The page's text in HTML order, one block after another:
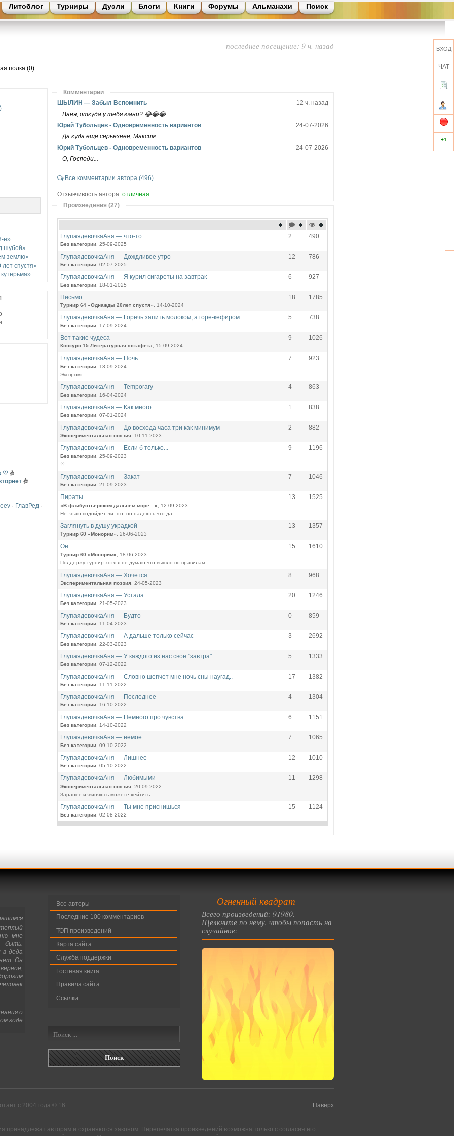
Литоблог Турниры Дуэли Блоги Книги Форумы Альманахи Поиск
+1
ЧАТ
ВХОД
последнее посещение: 9 ч. назад
полка (0)
е»
шубой»
землю»
спустя»
♡
· ГлавРед ·
Комментарии
ШЫЛИН — Забыл Вспомнить
12 ч. назад
Ваня, откуда у тебя юани? 😂😂😂
Юрий Тубольцев - Одновременность вариантов
24-07-2026
Да куда еще серьезнее, Максим
Юрий Тубольцев - Одновременность вариантов
24-07-2026
О, Господи...
Все комментарии автора (496)
Отзывчивость автора:отличная
Произведения (27)
ГлупаядевочкаАня — что-то
Без категории , 25-09-2025
2 490
ГлупаядевочкаАня — Дождливое утро
Без категории , 02-07-2025
12 786
ГлупаядевочкаАня — Я курил сигареты на завтрак
Без категории , 18-01-2025
6 927
Письмо
Турнир 64 «Однажды 20лет спустя» , 14-10-2024
18 1785
ГлупаядевочкаАня — Горечь запить молоком, а горе-кефиром
Без категории , 17-09-2024
5 738
Вот такие чудеса
Конкурс 15 Литературная эстафета , 15-09-2024
9 1026
ГлупаядевочкаАня — Ночь
Без категории , 13-09-2024
Экспромт
7 923
ГлупаядевочкаАня — Temporary
Без категории , 16-04-2024
4 863
ГлупаядевочкаАня — Как много
Без категории , 07-01-2024
1 838
ГлупаядевочкаАня — До восхода часа три как минимум
Экспериментальная поэзия , 10-11-2023
2 882
ГлупаядевочкаАня — Если б только...
Без категории , 25-09-2023
⁠♡
9 1196
ГлупаядевочкаАня — Закат
Без категории , 21-09-2023
7 1046
Пираты
«В флибустьерском дальнем море…»
, 12-09-2023
Не знаю подойдёт ли это, но надеюсь что да
13 1525
Заглянуть в душу украдкой
Турнир 60 «Монорим» , 26-06-2023
13 1357
Он
Турнир 60 «Монорим»
, 18-06-2023
Поддержу турнир хотя я не думаю что вышло по правилам
15 1610
ГлупаядевочкаАня — Хочется
Экспериментальная поэзия , 24-05-2023
8 968
ГлупаядевочкаАня — Устала
Без категории , 21-05-2023
20 1246
ГлупаядевочкаАня — Будто
Без категории , 11-04-2023
0 859
ГлупаядевочкаАня — А дальше только сейчас
Без категории , 22-03-2023
3 2692
ГлупаядевочкаАня — У каждого из нас свое "завтра"
Без категории , 07-12-2022
5 1333
ГлупаядевочкаАня — Словно шепчет мне ночь сны наугад..
Без категории , 11-11-2022
17 1382
ГлупаядевочкаАня — Последнее
Без категории , 16-10-2022
4 1304
ГлупаядевочкаАня — Немного про чувства
Без категории , 14-10-2022
6 1151
ГлупаядевочкаАня — немое
Без категории , 09-10-2022
7 1065
ГлупаядевочкаАня — Лишнее
Без категории , 05-10-2022
12 1010
ГлупаядевочкаАня — Любимыми
Экспериментальная поэзия
, 20-09-2022
Заранее извиняюсь можете хейтить
11 1298
ГлупаядевочкаАня — Ты мне приснишься
Без категории , 02-08-2022
15 1124
мне
быть.
в деда
Он
о
годе
Все авторы
Последние 100 комментариев
ТОП произведений
Карта сайта
Служба поддержки
Гостевая книга
Правила сайта
Ссылки
Огненный квадрат
Всего произведений: 91980.
Щелкните по нему, чтобы попасть на
случайное:
Наверх
с 2004 года © 16+
принадлежат авторам и охраняются законом. Перепечатка произведений возможна только с согласия его